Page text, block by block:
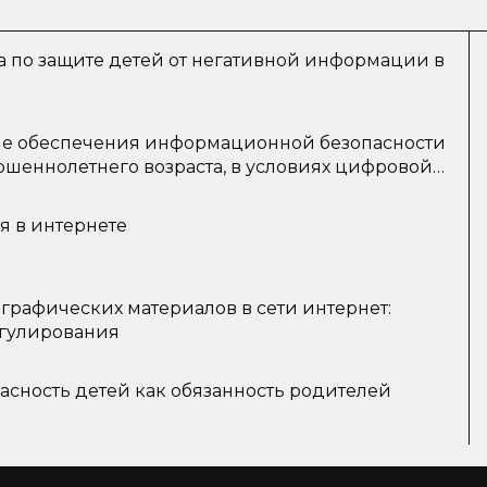
по защите детей от негативной информации в
обеспечения информационной безопасности
возраста, в условиях цифровой
в интернете
материалов в сети интернет:
детей как обязанность родителей